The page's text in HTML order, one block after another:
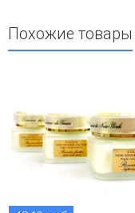
Похожие товары